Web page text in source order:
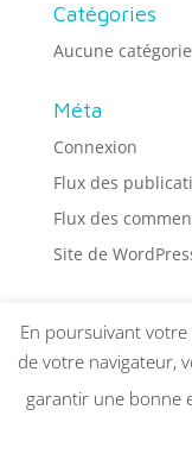
Catégories
Aucune catégorie
Méta
Connexion
Flux des
Flux des
Site de
© Bénedicte
En poursuivant
de votre navigateur,
garantir une bonne